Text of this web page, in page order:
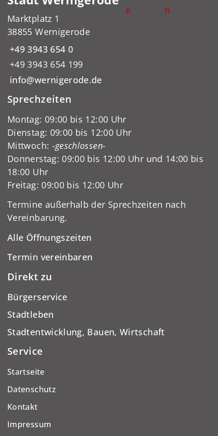
e
n
Marktplatz 1
38855 Wernigerode
+49 3943 654 0
+49 3943 654 199
info@wernigerode.de
Sprechzeiten
Montag: 09:00 bis 12:00 Uhr
Dienstag: 09:00 bis 12:00 Uhr
Mittwoch: -geschlossen-
Donnerstag: 09:00 bis 12:00 Uhr und 14:00 bis
18:00 Uhr
Freitag: 09:00 bis 12:00 Uhr
Termine außerhalb der Sprechzeiten nach
Vereinbarung.
Alle Öffnungszeiten
Termin vereinbaren
Direkt zu
Bürgerservice
Stadtleben
Stadtentwicklung, Bauen, Wirtschaft
Service
Startseite
Datenschutz
Kontakt
Impressum